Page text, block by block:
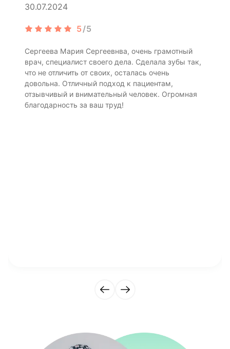
30.07.2024
5/5
Сергеева Мария Сергеевнва, очень грамотный
врач, специалист своего дела. Сделала зубы так,
что не отличить от своих, осталась очень
довольна. Отличный подход к пациентам,
отзывчивый и внимательный человек. Огромная
благодарность за ваш труд!